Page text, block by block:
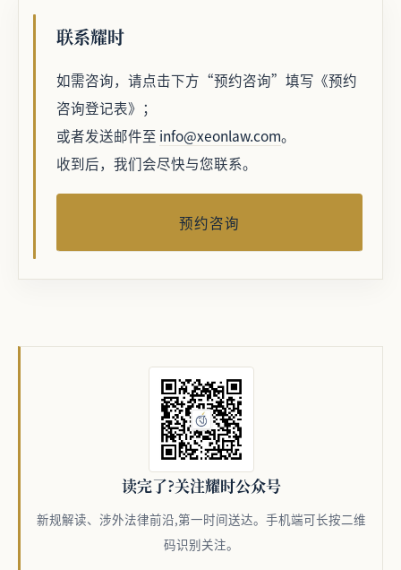
联系耀时
如需咨询，请点击下方“预约咨询”填写《预约
咨询登记表》；
或者发送邮件至 info@xeonlaw.com。
收到后，我们会尽快与您联系。
预约咨询
读完了?关注耀时公众号
新规解读、涉外法律前沿,第一时间送达。 手机端可长按二维
码识别关注。